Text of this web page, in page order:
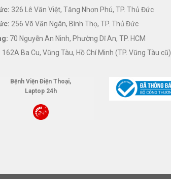
326 Lê Văn Việt, Tăng Nhơn Phú, TP. Thủ Đức
256 Võ Văn Ngân, Bình Thọ, TP. Thủ Đức
70 Nguyễn An Ninh, Phường Dĩ An, TP. HCM
: 162A Ba Cu, Vũng Tàu, Hồ Chí Minh (TP. Vũng Tàu cũ)
Bệnh Viện Điện Thoại,
Laptop 24h